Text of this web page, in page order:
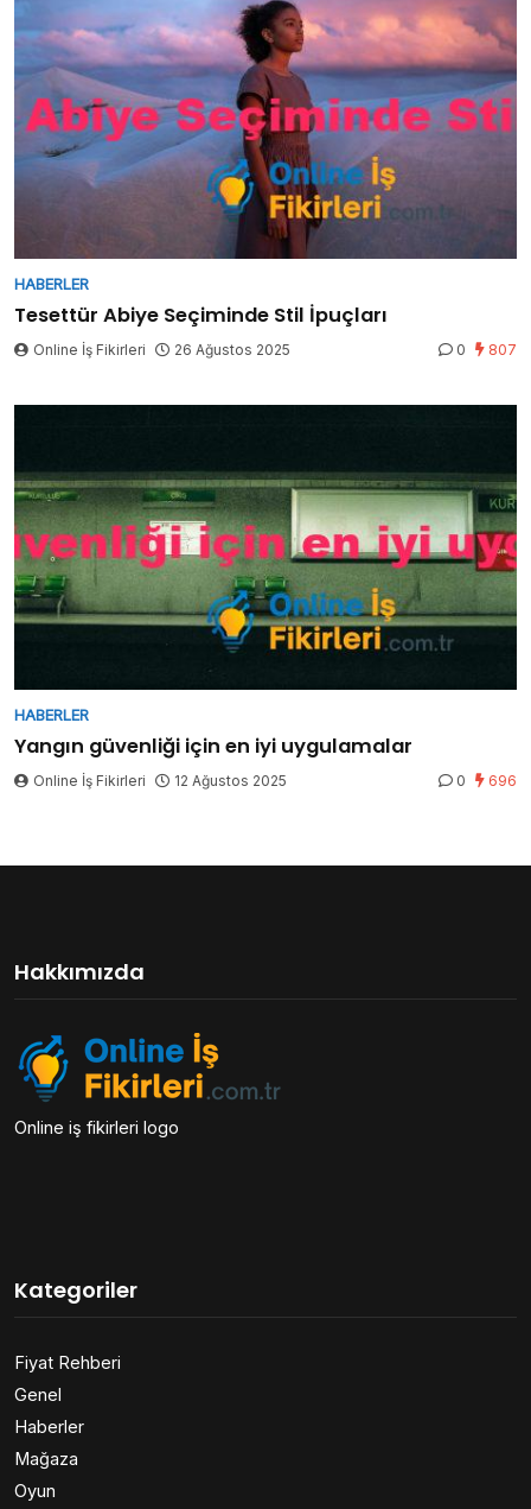
HABERLER
Tesettür Abiye Seçiminde Stil İpuçları
Online İş Fikirleri 26 Ağustos 2025 0 807
HABERLER
Yangın güvenliği için en iyi uygulamalar
Online İş Fikirleri 12 Ağustos 2025 0 696
Hakkımızda
Online iş fikirleri logo
Kategoriler
Fiyat Rehberi
Genel
Haberler
Mağaza
Oyun